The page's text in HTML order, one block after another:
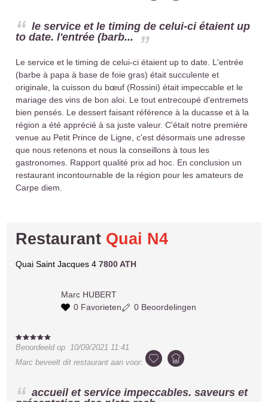
le service et le timing de celui-ci étaient up
to date. l'entrée (barb...
Le service et le timing de celui-ci étaient up to date. L'entrée
(barbe à papa à base de foie gras) était succulente et
originale, la cuisson du bœuf (Rossini) était impeccable et le
mariage des vins de bon aloi. Le tout entrecoupé d'entremets
bien pensés. Le dessert faisant référence à la ducasse et à la
région a été apprécié à sa juste valeur. C'était notre première
venue au Petit Prince de Ligne, c'est désormais une adresse
que nous retenons et nous la conseillons à tous les
gastronomes. Rapport qualité prix ad hoc. En conclusion un
restaurant incontournable de la région pour les amateurs de
Carpe diem.
Restaurant Quai N4
Quai Saint Jacques 47800 ATH
Marc HUBERT
0 Favorieten
0 Beoordelingen
Beoordeeld op
10/09/2021 11:41
Marc beveelt dit restaurant aan voor:
accueil et service impeccables. saveurs et